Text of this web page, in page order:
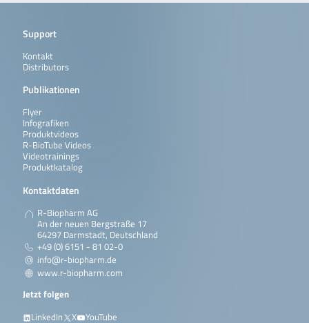
Support
Kontakt
Distributors
Publikationen
Flyer
Infografiken
Produktvideos
R-BioTube Videos
Videotrainings
Produktkatalog
Kontaktdaten
R-Biopharm AG
An der neuen Bergstraße 17
64297 Darmstadt, Deutschland
+49 (0) 6151 - 81 02-0
info@r-biopharm.de
www.r-biopharm.com
Jetzt folgen
LinkedIn
X YouTube